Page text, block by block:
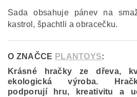
Sada obsahuje pánev na
kastrol, špachtli a obracečku.
O ZNAČCE PLANTOYS:
Krásné hračky ze dřeva,
ekologická výroba.
podporují hru, kreativitu a